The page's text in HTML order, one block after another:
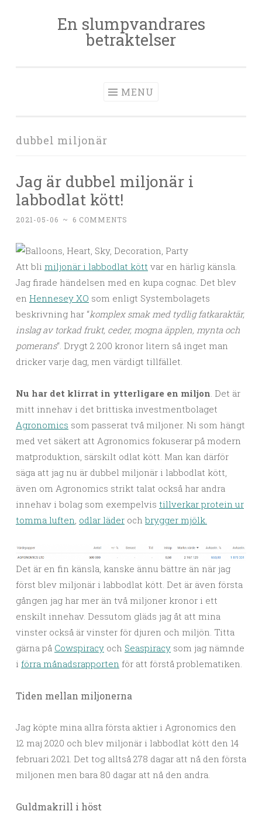
En slumpvandrares
betraktelser
MENU
dubbel miljonär
Jag är dubbel miljonär i
labbodlat kött!
2021-05-06 ~ 6 COMMENTS
Att bli miljonär i labbodlat kött var en härlig känsla.
Jag firade händelsen med en kupa cognac. Det blev
en Hennesey XO som enligt Systembolagets
beskrivning har “komplex smak med tydlig fatkaraktär,
inslag av torkad frukt, ceder, mogna äpplen, mynta och
pomerans“. Drygt 2 200 kronor litern så inget man
dricker varje dag, men värdigt tillfället.
Nu har det klirrat in ytterligare en miljon. Det är
mitt innehav i det brittiska investmentbolaget
Agronomics som passerat två miljoner. Ni som hängt
med vet säkert att Agronomics fokuserar på modern
matproduktion, särskilt odlat kött. Man kan därför
säga att jag nu är dubbel miljonär i labbodlat kött,
även om Agronomics strikt talat också har andra
innehav i bolag som exempelvis tillverkar protein ur
tomma luften, odlar läder och brygger mjölk.
Det är en fin känsla, kanske ännu bättre än när jag
först blev miljonär i labbodlat kött. Det är även första
gången jag har mer än två miljoner kronor i ett
enskilt innehav. Dessutom gläds jag åt att mina
vinster också är vinster för djuren och miljön. Titta
gärna på Cowspiracy och Seaspiracy som jag nämnde
i förra månadsrapporten för att förstå problematiken.
Tiden mellan miljonerna
Jag köpte mina allra första aktier i Agronomics den
12 maj 2020 och blev miljonär i labbodlat kött den 14
februari 2021. Det tog alltså 278 dagar att nå den första
miljonen men bara 80 dagar att nå den andra.
Guldmakrill i höst